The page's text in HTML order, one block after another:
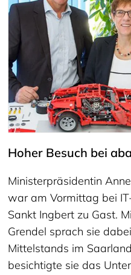
Hoher Besuch bei
Ministerpräsidentin
war am Vormittag bei
Sankt Ingbert zu Gast.
Grendel sprach sie
Mittelstands im
besichtigte sie das